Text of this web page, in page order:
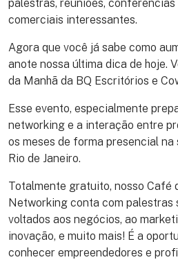
palestras, reuniões, conferências
comerciais interessantes.
Agora que você já sabe como
anote nossa última dica de hoje.
da Manhã da BQ Escritórios e
Esse evento, especialmente
networking e a interação entre
os meses de forma presencial na
Rio de Janeiro.
Totalmente gratuito, nosso Café
Networking conta com palestras
voltados aos negócios, ao
inovação, e muito mais! É a
conhecer empreendedores e